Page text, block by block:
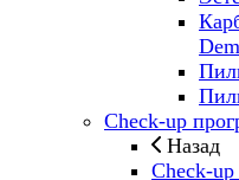
Check-up
Назад
Check-